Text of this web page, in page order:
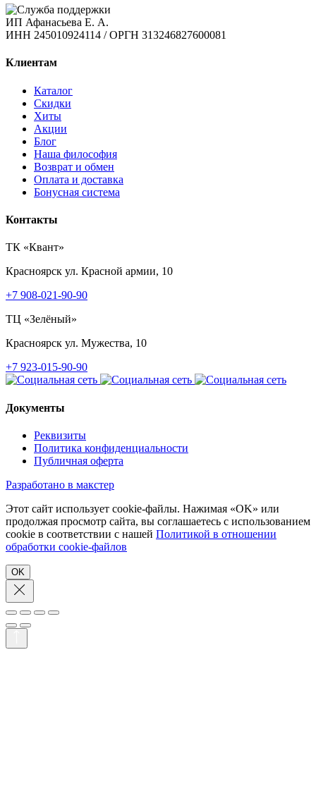
ИП Афанасьева Е. А.
ИНН 245010924114 / ОРГН 313246827600081
Клиентам
Каталог
Скидки
Хиты
Акции
Блог
Наша философия
Возврат и обмен
Оплата и доставка
Бонусная система
Контакты
ТК «Квант»
Красноярск ул. Красной армии, 10
+7 908-021-90-90
ТЦ «Зелёный»
Красноярск ул. Мужества, 10
+7 923-015-90-90
Документы
Реквизиты
Политика конфиденциальности
Публичная оферта
Разработано в макстер
Этот сайт использует cookie-файлы. Нажимая «OK» или
продолжая просмотр сайта, вы соглашаетесь с использованием
cookie в соответствии с нашей Политикой в отношении
обработки cookie-файлов
OK